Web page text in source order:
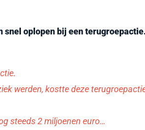
snel oplopen bij een
werden, kostte deze
steeds 2 miljoenen euro…